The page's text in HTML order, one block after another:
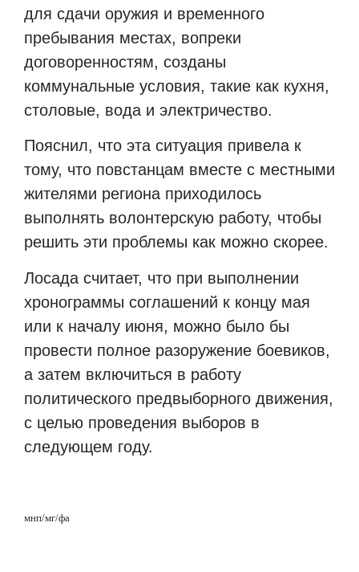
для сдачи оружия и временного
пребывания местах, вопреки
договоренностям, созданы
коммунальные условия, такие как кухня,
столовые, вода и электричество.
Пояснил, что эта ситуация привела к
тому, что повстанцам вместе с местными
жителями региона приходилось
выполнять волонтерскую работу, чтобы
решить эти проблемы как можно скорее.
Лосада считает, что при выполнении
хронограммы соглашений к концу мая
или к началу июня, можно было бы
провести полное разоружение боевиков,
а затем включиться в работу
политического предвыборного движения,
с целью проведения выборов в
следующем году.
мнп/мг/фа